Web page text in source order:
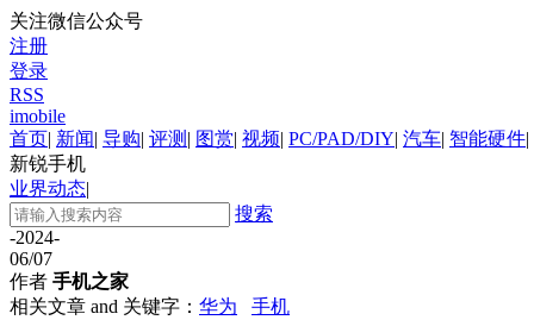
关注微信公众号
注册
登录
RSS
imobile
首页| 新闻| 导购| 评测 | 图赏| 视频| PC/PAD/DIY| 汽车| 智能硬件|
新锐手机
业界动态|
搜索
-2024-
06/07
作者 手机之家
相关文章 and 关键字： 华为
手机